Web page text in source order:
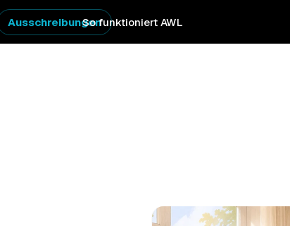
So funktioniert AWL
Ausschreibungen